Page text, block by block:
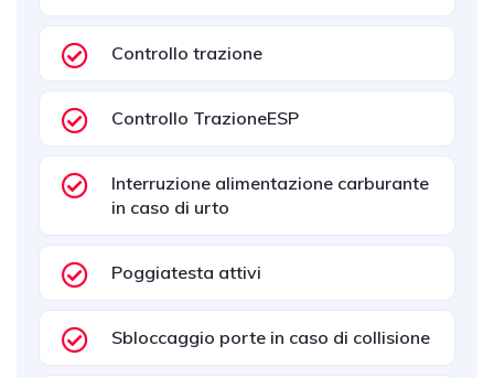
Controllo trazione
Controllo TrazioneESP
Interruzione alimentazione carburante
in caso di urto
Poggiatesta attivi
Sbloccaggio porte in caso di collisione